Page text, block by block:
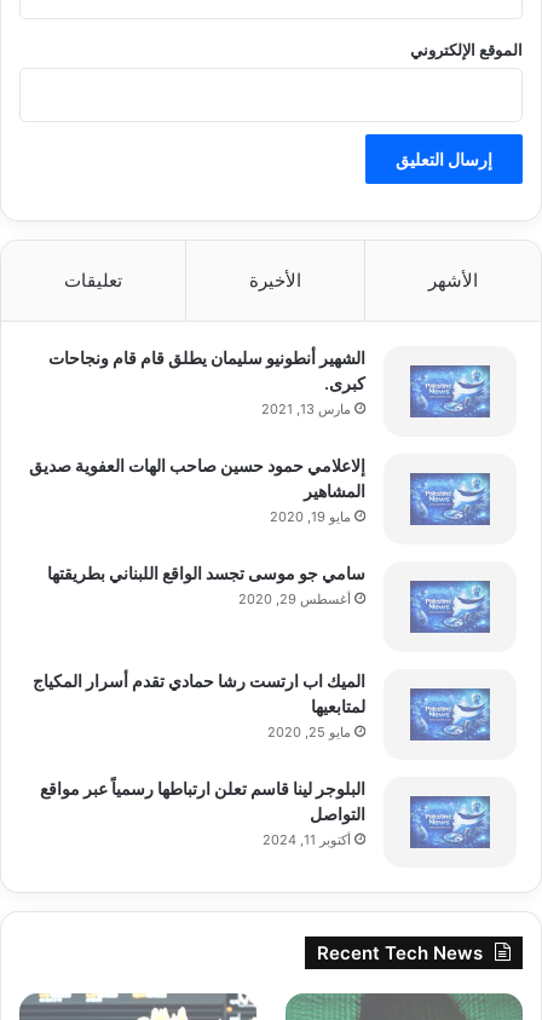
من روتينهم اليومي.
منلبنانإلى
قياسية تخطت الملايين في 2019، ليعود بقوة
في الأشهر الأخيرة، خاصة مع تزايد الطلب
الصحة العامة.
وعن المنافسة، علّق إبراهيم بثقة: “شدّوا
همّتكم، لأنكم بحاجة إلى عمل كبير لمنافسة
Golden TeaTox الذي أصبح اسمًا عالميًا بكل
ما للكلمة من معنى. انطلقت الفكرة من لبنان،
الابتكار والتفرد سرّ نجاحنا.”
الالتزام بالمسؤولية الصحية
الموقع الإلكتروني
الأشهر الأخيرة تعليقات
الشهير أنطونيو سليمان يطلق قام قام ونجاحات
كبرى.
مارس 13, 2021
إلاعلامي حمود حسين صاحب الهات العفوية صديق
المشاهير
مايو 19, 2020
سامي جو موسى تجسد الواقع اللبناني بطريقتها
أغسطس 29, 2020
الميك اب ارتست رشا حمادي تقدم أسرار المكياج
لمتابعيها
مايو 25, 2020
البلوجر لينا قاسم تعلن ارتباطها رسمياً عبر مواقع
التواصل
أكتوبر 11, 2024
Recent Tech News